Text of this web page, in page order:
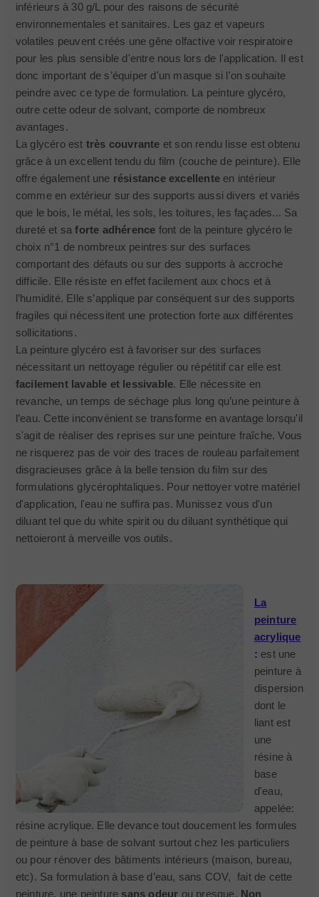
inférieurs à 30 g/L pour des raisons de sécurité
environnementales et sanitaires. Les gaz et vapeurs
volatiles peuvent créés une gêne olfactive voir respiratoire
pour les plus sensible d'entre nous lors de l'application. Il est
donc important de s’équiper d'un masque si l'on souhaite
peindre avec ce type de formulation. La peinture glycéro,
outre cette odeur de solvant, comporte de nombreux
avantages.
La glycéro est très couvrante et son rendu lisse est obtenu
grâce à un excellent tendu du film (couche de peinture). Elle
offre également une résistance excellenteen intérieur
comme en extérieur sur des supports aussi divers et variés
que le bois, le métal, les sols, les toitures, les façades... Sa
dureté et saforte adhérence font de la peinture glycéro le
choix n°1 de nombreux peintres sur des surfaces
comportant des défauts ou sur des supports à accroche
difficile. Elle résiste en effet facilement aux chocs et à
l’humidité. Elle s’applique par conséquent sur des supports
fragiles qui nécessitent une protection forte aux différentes
sollicitations.
La peinture glycéro est à favoriser sur des surfaces
nécessitant un nettoyage régulier ou répétitif car elle est
facilement lavable et lessivable. Elle nécessite en
revanche, un temps de séchage plus long qu’une peinture à
l’eau. Cette inconvénient se transforme en avantage lorsqu'il
s'agit de réaliser des reprises sur une peinture fraîche. Vous
ne risquerez pas de voir des traces de rouleau parfaitement
disgracieuses grâce à la belle tension du film sur des
formulations glycérophtaliques. Pour nettoyer votre matériel
d'application, l'eau ne suffira pas. Munissez vous d'un
diluant tel que du white spirit ou du diluant synthétique qui
nettoieront à merveille vos outils.
La
peinture
acrylique
: est une
peinture à
dispersion
dont le
liant est
une
résine à
base
d'eau,
appelée:
résine acrylique. Elle devance tout doucement les formules
de peinture à base de solvant surtout chez les particuliers
ou pour rénover des bâtiments intérieurs (maison, bureau,
etc). Sa formulation à base d’eau, sans COV, fait de cette
peinture, une peinture sans odeur ou presque. Non